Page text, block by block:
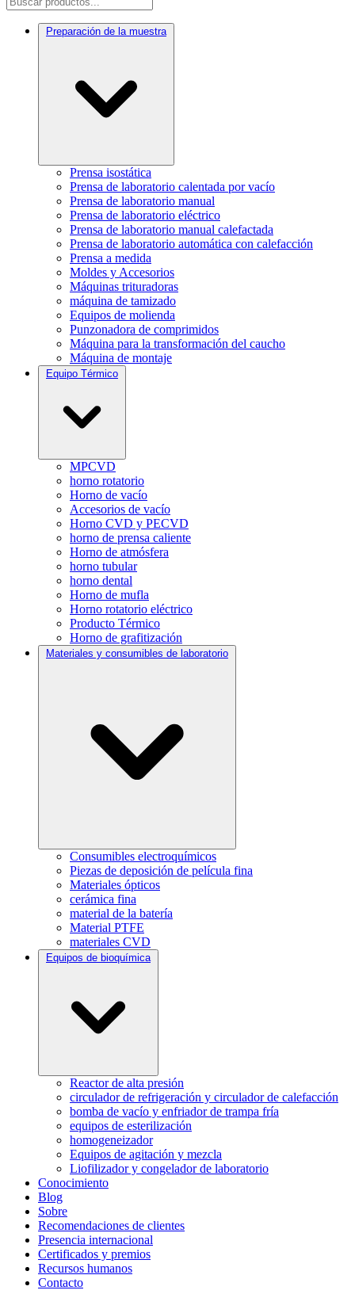
Preparación de la muestra
Prensa isostática
Prensa de laboratorio calentada por vacío
Prensa de laboratorio manual
Prensa de laboratorio eléctrico
Prensa de laboratorio manual calefactada
Prensa de laboratorio automática con calefacción
Prensa a medida
Moldes y Accesorios
Máquinas trituradoras
máquina de tamizado
Equipos de molienda
Punzonadora de comprimidos
Máquina para la transformación del caucho
Máquina de montaje
Equipo Térmico
MPCVD
horno rotatorio
Horno de vacío
Accesorios de vacío
Horno CVD y PECVD
horno de prensa caliente
Horno de atmósfera
horno tubular
horno dental
Horno de mufla
Horno rotatorio eléctrico
Producto Térmico
Horno de grafitización
Materiales y consumibles de laboratorio
Consumibles electroquímicos
Piezas de deposición de película fina
Materiales ópticos
cerámica fina
material de la batería
Material PTFE
materiales CVD
Equipos de bioquímica
Reactor de alta presión
circulador de refrigeración y circulador de calefacción
bomba de vacío y enfriador de trampa fría
equipos de esterilización
homogeneizador
Equipos de agitación y mezcla
Liofilizador y congelador de laboratorio
Conocimiento
Blog
Sobre
Recomendaciones de clientes
Presencia internacional
Certificados y premios
Recursos humanos
Contacto